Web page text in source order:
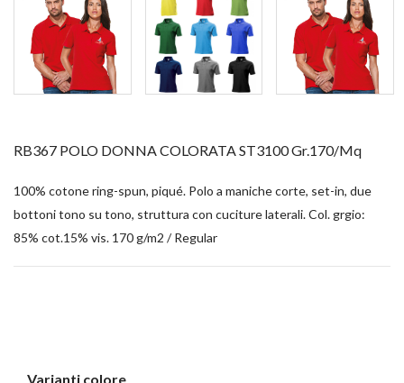
RB367 POLO DONNA COLORATA ST3100 Gr.170/mq
100% cotone ring-spun, piqué. Polo a maniche corte, set-in, due
bottoni tono su tono, struttura con cuciture laterali. Col. grgio:
85% cot.15% vis. 170 g/m2 / Regular
Varianti colore